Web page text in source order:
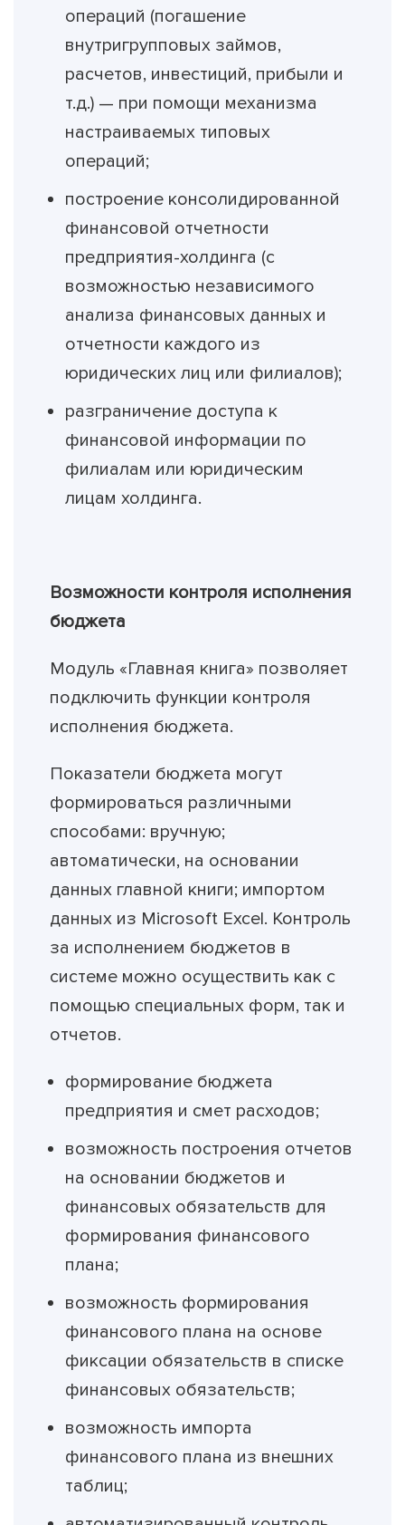
операций (погашение
внутригрупповых займов,
расчетов, инвестиций, прибыли и
т.д.) — при помощи механизма
настраиваемых типовых
операций;
построение консолидированной
финансовой отчетности
предприятия-холдинга (с
возможностью независимого
анализа финансовых данных и
отчетности каждого из
юридических лиц или филиалов);
разграничение доступа к
финансовой информации по
филиалам или юридическим
лицам холдинга.
Возможности контроля исполнения
бюджета
Модуль «Главная книга» позволяет
подключить функции контроля
исполнения бюджета.
Показатели бюджета могут
формироваться различными
способами: вручную;
автоматически, на основании
данных главной книги; импортом
данных из Microsoft Excel. Контроль
за исполнением бюджетов в
системе можно осуществить как с
помощью специальных форм, так и
отчетов.
формирование бюджета
предприятия и смет расходов;
возможность построения отчетов
на основании бюджетов и
финансовых обязательств для
формирования финансового
плана;
возможность формирования
финансового плана на основе
фиксации обязательств в списке
финансовых обязательств;
возможность импорта
финансового плана из внешних
таблиц;